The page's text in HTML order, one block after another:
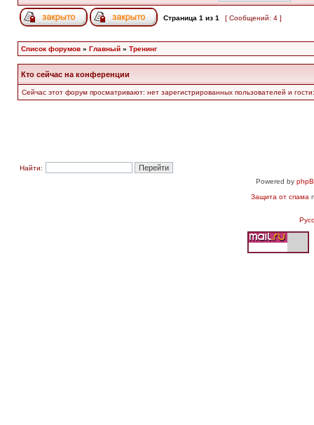
Страница 1 из 1 [ Сообщений: 4 ]
Список форумов » Главный » Тренинг
Кто сейчас на конференции
Сейчас этот форум просматривают: нет зарегистрированных пользователей и
Найти:
Powered by
Защита от спама